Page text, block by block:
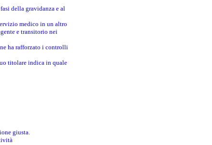
della gravidanza e al
medico in un altro
e transitorio nei
ha rafforzato i controlli
titolare indica in quale
giusta.